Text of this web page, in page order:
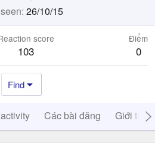
26/10/15
score
103
Điểm
0
Find
Các bài đăng Giới thiệu